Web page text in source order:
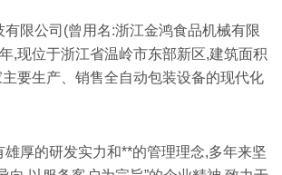
限公司(曾用名:浙江金鸿食品机械有限
,现位于浙江省温岭市东部新区,建筑面积
要生产、销售全自动包装设备的现代化
厚的研发实力和**的管理理念,多年来坚